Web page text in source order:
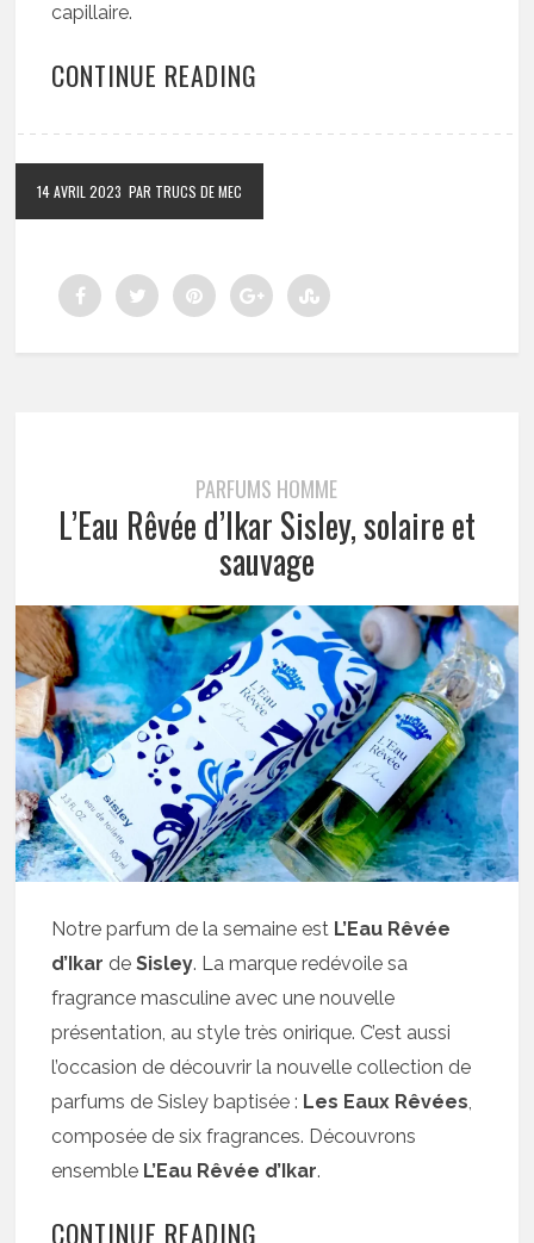
capillaire.
CONTINUE READING
14 AVRIL 2023 PAR TRUCS DE MEC
PARFUMS HOMME
L’Eau Rêvée d’Ikar Sisley, solaire et
sauvage
Notre parfum de la semaine est L’Eau Rêvée
d’Ikar deSisley. La marque redévoile sa
fragrance masculine avec une nouvelle
présentation, au style très onirique. C’est aussi
l’occasion de découvrir la nouvelle collection de
parfums de Sisley baptisée : Les Eaux Rêvées,
composée de six fragrances. Découvrons
ensemble L’Eau Rêvée d’Ikar.
CONTINUE READING